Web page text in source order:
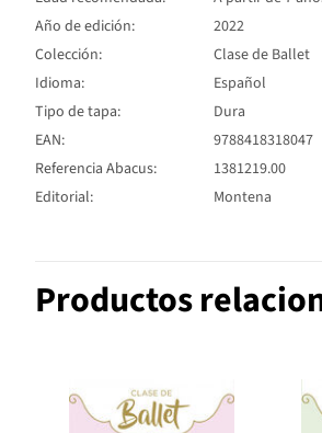
Año de edición:
2022
Colección:
Clase de Ballet
Idioma:
Español
Tipo de tapa:
Dura
EAN:
9788418318047
Referencia Abacus:
1381219.00
Editorial:
Montena
Productos